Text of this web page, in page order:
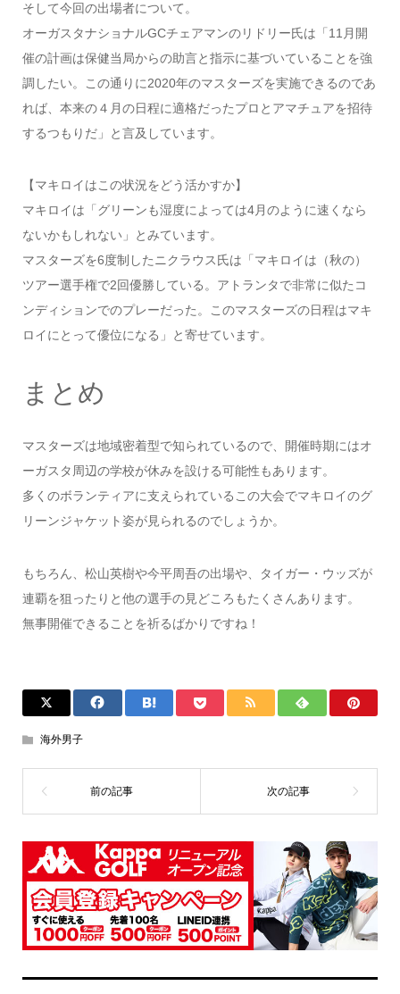
そして今回の出場者について。
オーガスタナショナルGCチェアマンのリドリー氏は「11月開
催の計画は保健当局からの助言と指示に基づいていることを強
調したい。この通りに2020年のマスターズを実施できるのであ
れば、本来の４月の日程に適格だったプロとアマチュアを招待
するつもりだ」と言及しています。
【マキロイはこの状況をどう活かすか】
マキロイは「グリーンも湿度によっては4月のように速くなら
ないかもしれない」とみています。
マスターズを6度制したニクラウス氏は「マキロイは（秋の）
ツアー選手権で2回優勝している。アトランタで非常に似たコ
ンディションでのプレーだった。このマスターズの日程はマキ
ロイにとって優位になる」と寄せています。
まとめ
マスターズは地域密着型で知られているので、開催時期にはオ
ーガスタ周辺の学校が休みを設ける可能性もあります。
多くのボランティアに支えられているこの大会でマキロイのグ
リーンジャケット姿が見られるのでしょうか。
もちろん、松山英樹や今平周吾の出場や、タイガー・ウッズが
連覇を狙ったりと他の選手の見どころもたくさんあります。
無事開催できることを祈るばかりですね！
海外男子